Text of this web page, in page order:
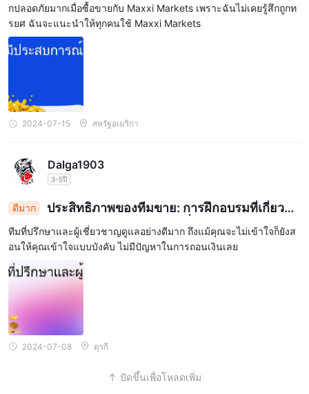
กปลอดภัยมากเมื่อซื้อขายกับ Maxxi Markets เพราะฉันไม่เคยรู้สึกถูกท
รยศ ฉันจะแนะนำให้ทุกคนใช้ Maxxi Markets
2024-07-15 สหรัฐอเมริกา
Dalga1903
3-5ปี
ดีมาก
ประสิทธิภาพของทีมขาย: การฝึกอบรมที่เกี่ยวข้อ
งและมีประสิทธิภาพ, การโอนเงินที่ไม่มีปัญหา
ทีมที่ปรึกษาและผู้เชี่ยวชาญดูแลอย่างดีมาก ถึงแม้คุณจะไม่เข้าใจก็ยังส
อนให้คุณเข้าใจแบบบังคับ ไม่มีปัญหาในการถอนเงินเลย
2024-07-08 ตุรกี
ปัดขึ้นเพื่อโหลดเพิ่ม